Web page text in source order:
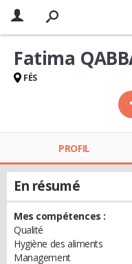
Fatima
FÉS
PROFIL
En résumé
Mes compétences :
Qualité
Hygiène des aliments
Management